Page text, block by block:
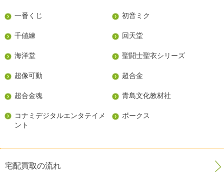
一番くじ 初音ミク
千値練 回天堂
海洋堂 聖闘士聖衣シリーズ
超像可動 超合金
超合金魂 青島文化教材社
コナミデジタルエンタテイメ
ント
ボークス
宅配買取の流れ